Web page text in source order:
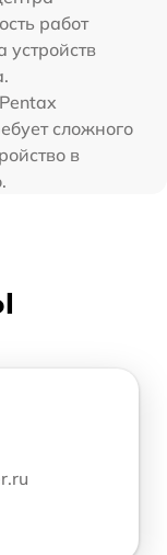
работ
устройств
сложного
в